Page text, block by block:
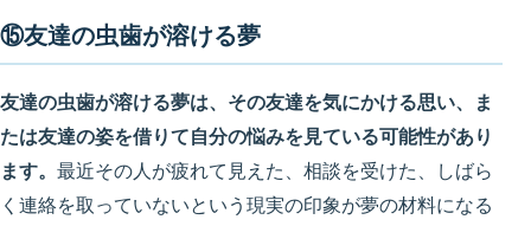
⑮友達の虫歯が溶ける夢
友達の虫歯が溶ける夢は、その友達を気にかける思い、ま
たは友達の姿を借りて自分の悩みを見ている可能性があり
ます。 最近その人が疲れて見えた、相談を受けた、しばら
く連絡を取っていないという現実の印象が夢の材料になる